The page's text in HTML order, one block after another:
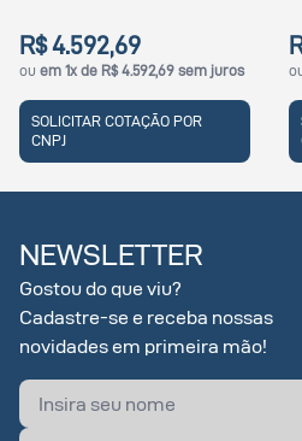
R$ 4.475,03
ou em 1x de R$ 4.475,03 sem juros
SOLICITAR COTAÇÃO POR
CNPJ
NEWSLETTER
Gostou do que viu?
Cadastre-se e receba nossas
novidades em primeira mão!